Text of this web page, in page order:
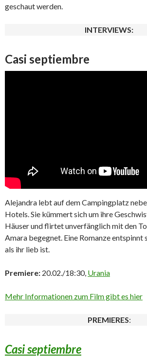
geschaut werden.
INTERVIEWS:
Casi septiembre
Alejandra lebt auf dem Campingplatz
Hotels. Sie kümmert sich um ihre
Häuser und flirtet unverfänglich mit den
Amara begegnet. Eine Romanze entspinnt
als ihr lieb ist.
Premiere: 20.02./18:30, Urania
Mehr Informationen zum Film gibt es hier
PREMIERES:
Casi septiembre